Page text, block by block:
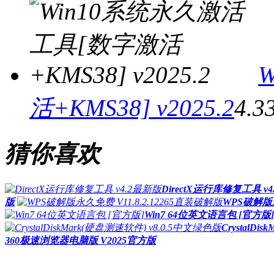
活+KMS38] v2025.2
猜你喜欢
DirectX运行库修复工具
版
WPS破解
Win7 64位英文语言包 [官方版]
360极速浏览器电脑版 V2025官方版